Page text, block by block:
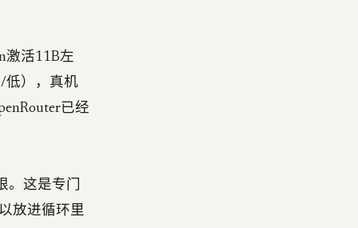
激活11B左
低），真机
已经
。这是专门
放进循环里